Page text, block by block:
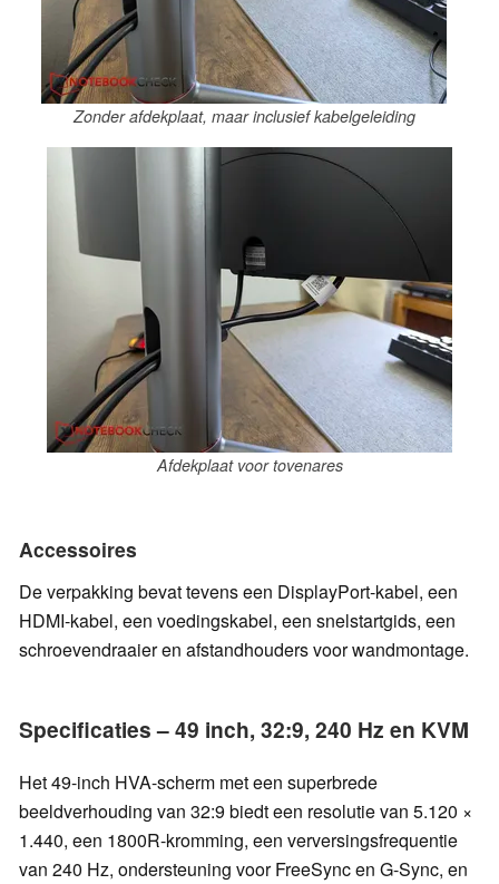
Zonder afdekplaat, maar inclusief kabelgeleiding
Afdekplaat voor tovenares
Accessoires
De verpakking bevat tevens een DisplayPort-kabel, een
HDMI-kabel, een voedingskabel, een snelstartgids, een
schroevendraaier en afstandhouders voor wandmontage.
Specificaties – 49 inch, 32:9, 240 Hz en KVM
Het 49-inch HVA-scherm met een superbrede
beeldverhouding van 32:9 biedt een resolutie van 5.120 ×
1.440, een 1800R-kromming, een verversingsfrequentie
van 240 Hz, ondersteuning voor FreeSync en G-Sync, en